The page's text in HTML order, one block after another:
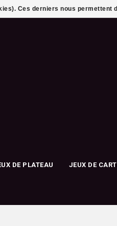
DE PLATEAU JEUX DE
Ces derniers nous